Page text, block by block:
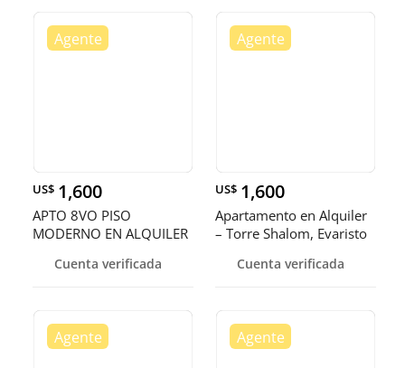
US$ 1,600
APTO 8VO PISO
MODERNO EN ALQUILER
SANTO DOMINGO
Cuenta verificada
US$ 1,600
Apartamento en Alquiler
– Torre Shalom, Evaristo
Cuenta verificada